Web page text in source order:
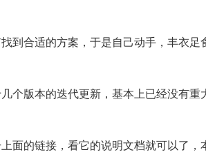
到合适的方案，于是自己动手，丰衣足
个版本的迭代更新，基本上已经没有重
面的链接，看它的说明文档就可以了，